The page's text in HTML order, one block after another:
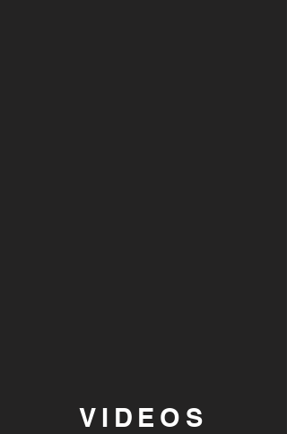
VIDEOS